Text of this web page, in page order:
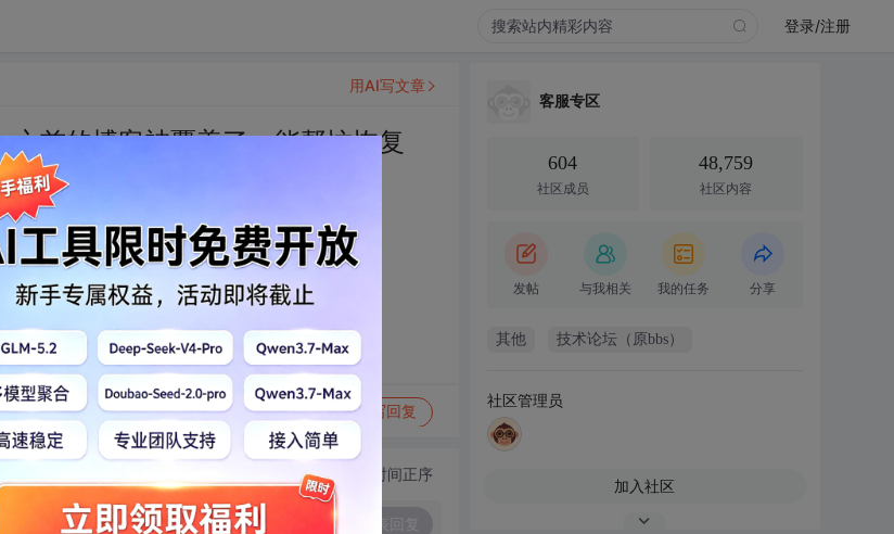
登录/注册
前的博客被覆盖了，能帮忙恢复
能帮忙恢复么？谢谢！
动态 举报 写回复
用AI写文章
切换为时间正序
客服专区
604
社区成员
48,759
社区内容
发帖 与我相关 我的任务 分享
其他 技术论坛（原bbs）
社区管理员
加入社区